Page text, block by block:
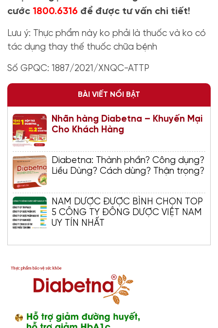
cước 1800.6316 để được tư vấn chi tiết!
Lưu ý: Thực phẩm này ko phải là thuốc và ko có
tác dụng thay thế thuốc chữa bệnh
Số GPQC: 1887/2021/XNQC-ATTP
BÀI VIẾT NỔI BẬT
Nhãn hàng Diabetna – Khuyến Mại
Cho Khách Hàng
Diabetna: Thành phần? Công dụng?
Liều Dùng? Cách dùng? Thận trọng?
NAM DƯỢC ĐƯỢC BÌNH CHỌN TOP
5 CÔNG TY ĐÔNG DƯỢC VIỆT NAM
UY TÍN NHẤT